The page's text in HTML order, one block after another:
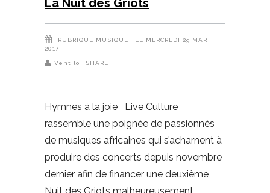
RUBRIQUE MUSIQUE
, LE MERCREDI 29 MAR
2017
Ventilo SHARE
Hymnes à la joie Live Culture
rassemble une poignée de passionnés
de musiques africaines qui s’acharnent à
produire des concerts depuis novembre
dernier afin de financer une deuxième